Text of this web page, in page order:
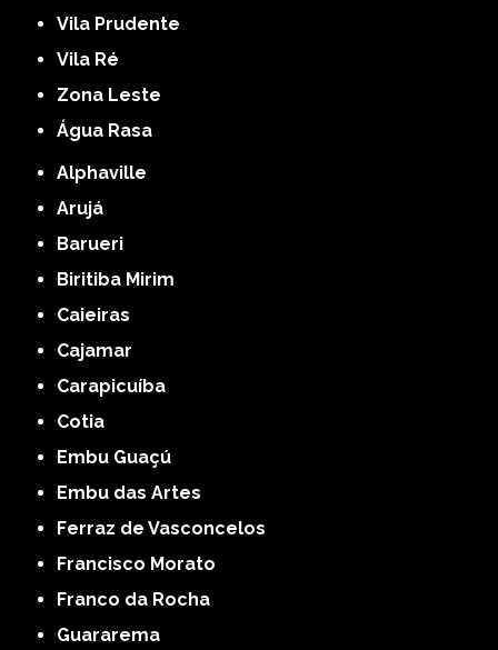
Vila Prudente
Vila Ré
Zona Leste
Água Rasa
Alphaville
Arujá
Barueri
Biritiba Mirim
Caieiras
Cajamar
Carapicuíba
Cotia
Embu Guaçú
Embu das Artes
Ferraz de Vasconcelos
Francisco Morato
Franco da Rocha
Guararema